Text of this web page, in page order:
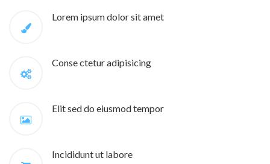
Lorem ipsum dolor sit amet
Conse ctetur adipisicing
Elit sed do eiusmod tempor
Incididunt ut labore